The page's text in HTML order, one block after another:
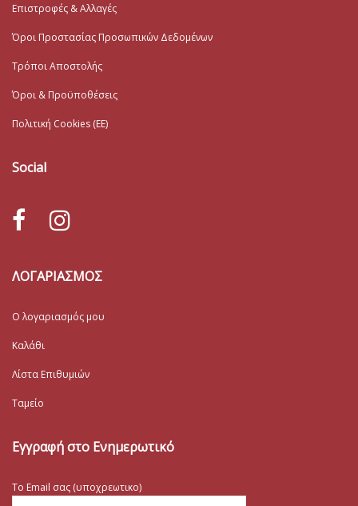
Επιστροφές & Αλλαγές
Όροι Προστασίας Προσωπικών Δεδομένων
Τρόποι Αποστολής
Όροι & Προϋποθέσεις
Πολιτική Cookies (ΕΕ)
Social
ΛΟΓΑΡΙΑΣΜΟΣ
Ο λογαριασμός μου
Καλάθι
Λίστα Επιθυμιών
Ταμείο
Εγγραφή στο Ενημερωτικό
Το Email σας (υποχρεωτικο)